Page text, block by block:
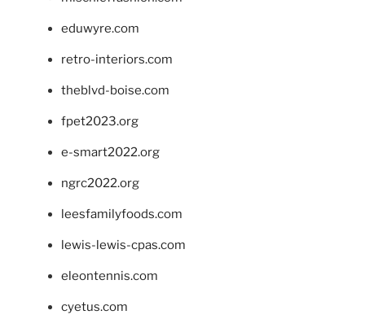
eduwyre.com
retro-interiors.com
theblvd-boise.com
fpet2023.org
e-smart2022.org
ngrc2022.org
leesfamilyfoods.com
lewis-lewis-cpas.com
eleontennis.com
cyetus.com